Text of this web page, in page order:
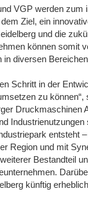
VGP werden zum
Ziel, ein
und die
können somit
in diversen
Schritt in der
zu können“,
Druckmaschinen
Industrienutzungen
entsteht
Region und mit
Bestandteil
künftig